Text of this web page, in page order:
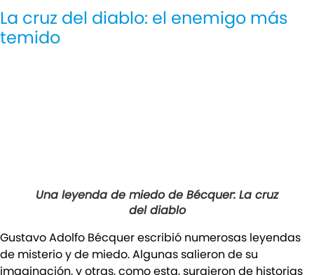
La cruz del diablo: el enemigo más
temido
Una leyenda de miedo de Bécquer: La cruz
del diablo
Gustavo Adolfo Bécquer escribió numerosas leyendas
de misterio y de miedo. Algunas salieron de su
imaginación, y otras, como esta, surgieron de historias